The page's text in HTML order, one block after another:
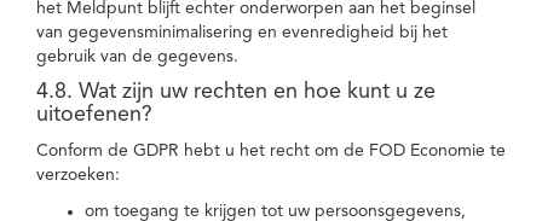
het Meldpunt blijft echter onderworpen aan het beginsel
van gegevensminimalisering en evenredigheid bij het
gebruik van de gegevens.
4.8. Wat zijn uw rechten en hoe kunt u ze
uitoefenen?
Conform de GDPR hebt u het recht om de FOD Economie te
verzoeken:
om toegang te krijgen tot uw persoonsgegevens,